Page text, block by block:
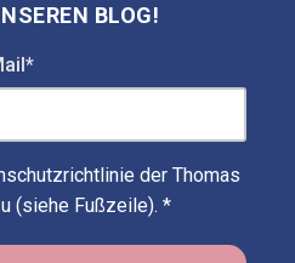
BLOG!
*
der Thomas
(siehe Fußzeile). *